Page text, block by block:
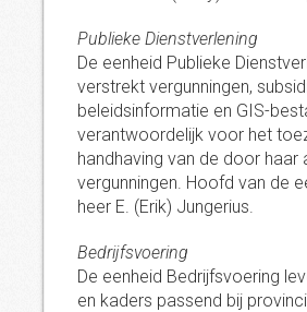
Publieke Dienstverlening
De eenheid Publieke
verstrekt vergunningen,
beleidsinformatie en GIS-
verantwoordelijk voor het
handhaving van de door haar
vergunningen. Hoofd van de
heer E. (Erik) Jungerius.
Bedrijfsvoering
De eenheid Bedrijfsvoering
en kaders passend bij